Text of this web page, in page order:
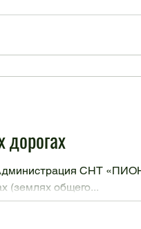
СНТ
(землях общего...